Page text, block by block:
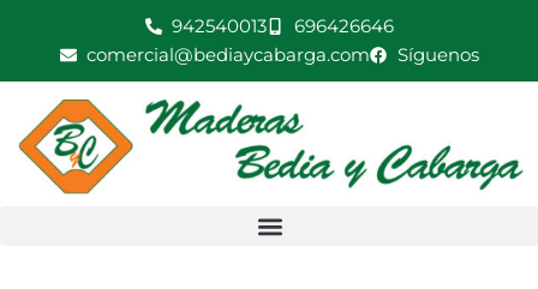
942540013
696426646
comercial@bediaycabarga.com
Síguenos